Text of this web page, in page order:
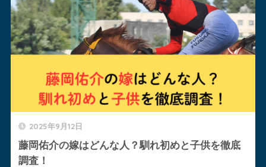
2025年9月12日
藤岡佑介の嫁はどんな人？馴れ初めと子供を徹底
調査！